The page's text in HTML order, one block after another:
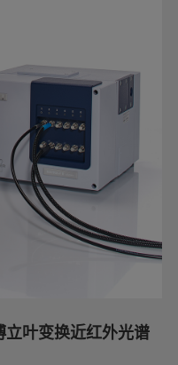
立叶变换近红外光谱